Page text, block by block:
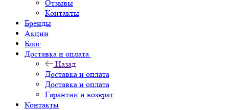
Отзывы
Контакты
Бренды
Акции
Блог
Доставка и оплата
Назад
Доставка и оплата
Доставка и оплата
Гарантии и возврат
Контакты